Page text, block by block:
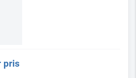
pris